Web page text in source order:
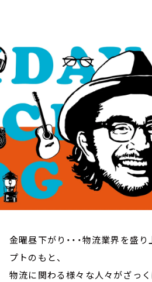
イベント・グッズ
YouTube
会社情報
金曜昼下がり・・・物流業界を盛
プトのもと、
物流に関わる様々な人々がざっ